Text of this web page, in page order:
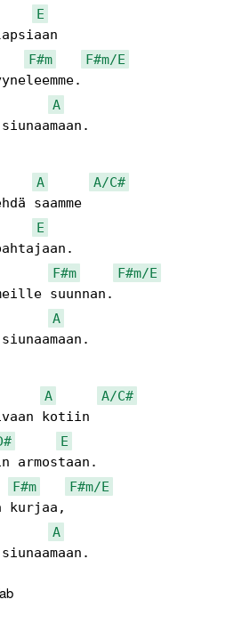
E
F#m
F#m/E
A
A
A/C#
saamme
E
F#m
F#m/E
suunnan.
A
A
A/C#
kotiin
E
armostaan.
F#m
F#m/E
kurjaa,
A